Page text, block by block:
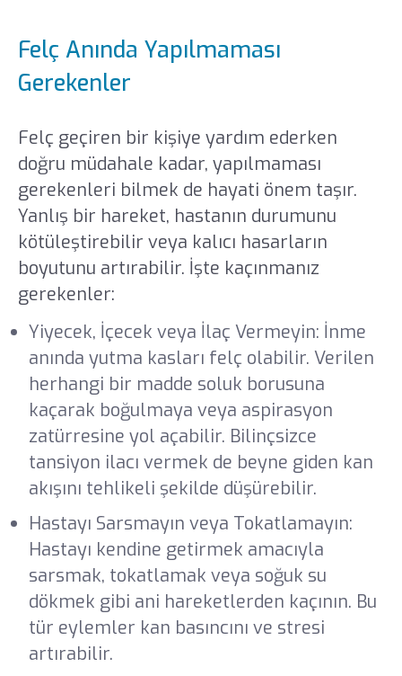
Felç Anında Yapılmaması
Gerekenler
Felç geçiren bir kişiye yardım ederken
doğru müdahale kadar, yapılmaması
gerekenleri bilmek de hayati önem taşır.
Yanlış bir hareket, hastanın durumunu
kötüleştirebilir veya kalıcı hasarların
boyutunu artırabilir. İşte kaçınmanız
gerekenler:
Yiyecek, İçecek veya İlaç Vermeyin: İnme
anında yutma kasları felç olabilir. Verilen
herhangi bir madde soluk borusuna
kaçarak boğulmaya veya aspirasyon
zatürresine yol açabilir. Bilinçsizce
tansiyon ilacı vermek de beyne giden kan
akışını tehlikeli şekilde düşürebilir.
Hastayı Sarsmayın veya Tokatlamayın:
Hastayı kendine getirmek amacıyla
sarsmak, tokatlamak veya soğuk su
dökmek gibi ani hareketlerden kaçının. Bu
tür eylemler kan basıncını ve stresi
artırabilir.